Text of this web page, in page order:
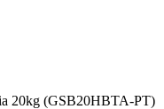
20kg (GSB20HBTA-PT)